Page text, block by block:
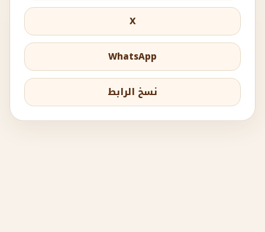
X
WhatsApp
نسخ الرابط